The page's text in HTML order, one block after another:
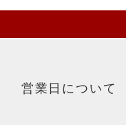
営業日について